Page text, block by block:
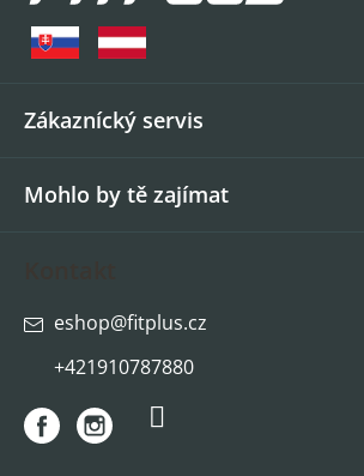
Zákaznícký servis
Mohlo by tě zajímat
eshop@fitplus.cz
+421910787880